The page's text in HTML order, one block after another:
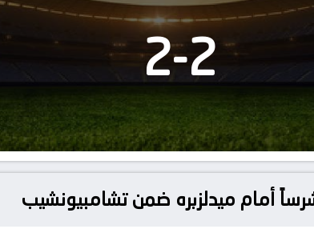
2
-
2
أمام ميدلزبره ضمن تشامبيونشيب